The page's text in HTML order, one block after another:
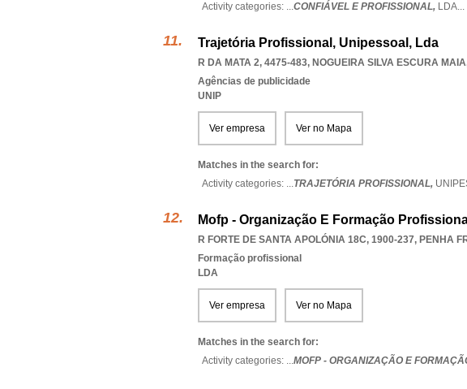
Activity categories: ...CONFIÁVEL E PROFISSIONAL, LDA...
Trajetória Profissional, Unipessoal, Lda
R DA MATA 2, 4475-483, NOGUEIRA SILVA ESCURA MAIA
Agências de publicidade
UNIP
Ver empresa Ver no Mapa
Matches in the search for:
Activity categories: ...TRAJETÓRIA PROFISSIONAL,
Mofp - Organização E Formação
R FORTE DE SANTA APOLÓNIA 18C, 1900-237, PENHA
Formação profissional
LDA
Ver empresa Ver no Mapa
Matches in the search for:
Activity categories: ...MOFP - ORGANIZAÇÃO E